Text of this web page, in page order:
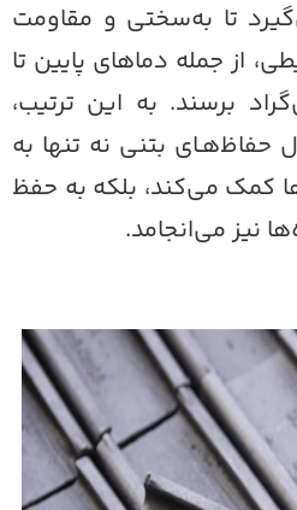
تا به‌سختی و مقاومت
از جمله دماهای پایین تا
برسند. به این ترتیب،
بتنی نه تنها به
کمک می‌کند، بلکه به حفظ
نیز می‌انجامد.